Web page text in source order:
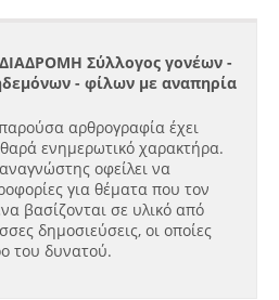
Σύλλογος γονέων -
- φίλων με αναπηρία
αρθρογραφία έχει
ενημερωτικό χαρακτήρα.
οφείλει να
για θέματα που τον
βασίζονται σε υλικό από
δημοσιεύσεις, οι οποίες
του δυνατού.